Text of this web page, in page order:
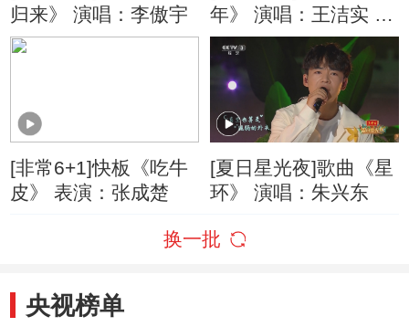
归来》 演唱：李傲宇
年》 演唱：王洁实 胖
胖艺术团
[非常6+1]快板《吃牛
皮》 表演：张成楚
[夏日星光夜]歌曲《星
环》 演唱：朱兴东
换一批
央视榜单